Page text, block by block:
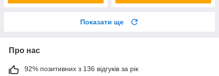
Показати ще
Про нас
92% позитивних з 136 відгуків за рік